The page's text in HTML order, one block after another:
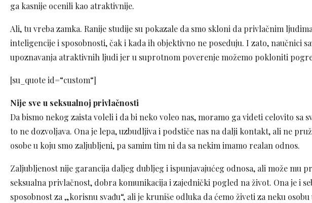
ga kasnije ocenili kao atraktivnije.
Ali, tu vreba zamka. Ranije studije su pokazale da smo skloni da privlačnim
inteligencije i sposobnosti, čak i kada ih objektivno ne poseduju. I zato, naučnici
upoznavanja atraktivnih ljudi jer u suprotnom poverenje možemo pokloniti
[su_quote id=“custom“]
Nije sve u seksualnoj privlačnosti
Da bismo nekog zaista voleli i da bi neko voleo nas, moramo ga videti celovito sa
to ne dozvoljava. Ona je lepa, uzbudljiva i podstiče nas na dalji kontakt, ali ne
osobe u koju smo zaljubljeni, pa samim tim ni da sa nekim imamo realan odnos.
Zaljubljenost nije garancija daljeg dubljeg i ispunjavajućeg odnosa, ali može mu
seksualna privlačnost, dobra komunikacija i zajednički pogled na život. Ona je i
sposobnost za „korisnu svađu“, ali je kruniše odluka da ćemo živeti za neku